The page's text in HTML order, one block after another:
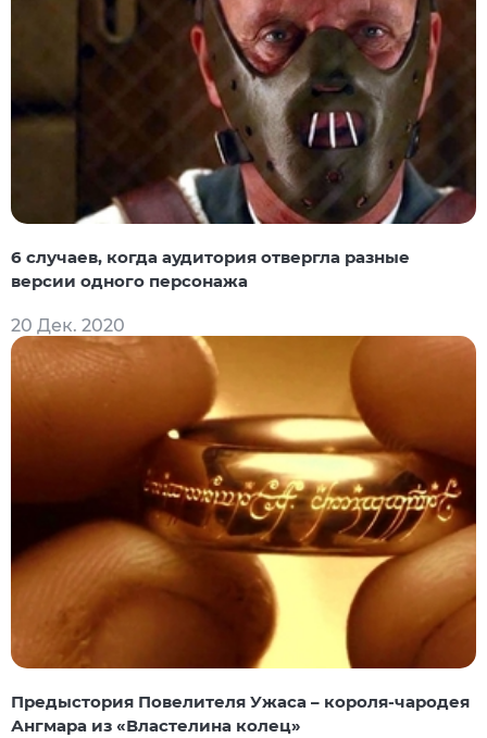
6 случаев, когда аудитория отвергла разные
версии одного персонажа
20 Дек. 2020
Предыстория Повелителя Ужаса – короля-чародея
Ангмара из «Властелина колец»